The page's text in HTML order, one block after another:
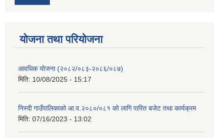
योजना तथा परियोजना
आवधिक योजना (२०८२/०८३-२०८६/०८७)
मिति: 10/08/2025 - 15:17
निस्दी गाउँपालिकाको आ.व.२०८०/०८१ को लागि पारित बजेट तथा कार्यक्रम
मिति: 07/16/2023 - 13:02